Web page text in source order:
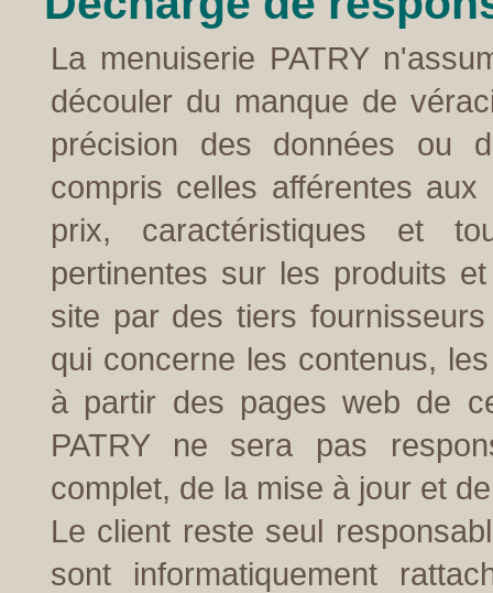
La menuiserie PATRY
découler du manque de
précision des données ou
compris celles afférentes
prix, caractéristiques et
pertinentes sur les produits
site par des tiers
qui concerne les contenus,
à partir des pages web de
PATRY ne sera pas
complet, de la mise à jour et
Le client reste seul
sont informatiquement